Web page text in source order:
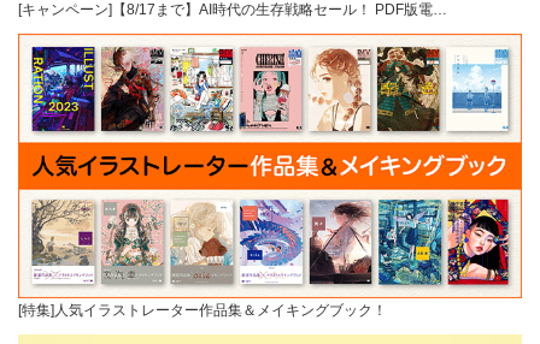
[キャンペーン]【8/17まで】AI時代の生存戦略セール！ PDF版電…
[特集]人気イラストレーター作品集＆メイキングブック！